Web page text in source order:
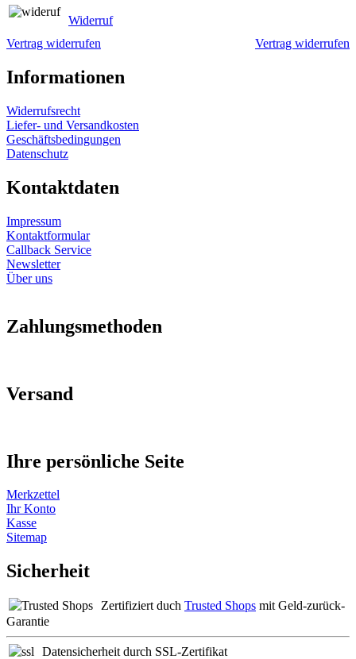
Widerruf
Vertrag widerrufen
Vertrag widerrufen
Informationen
Widerrufsrecht
Liefer- und Versandkosten
Geschäftsbedingungen
Datenschutz
Kontaktdaten
Impressum
Kontaktformular
Callback Service
Newsletter
Über uns
Zahlungsmethoden
Versand
Ihre persönliche Seite
Merkzettel
Ihr Konto
Kasse
Sitemap
Sicherheit
Zertifiziert duch Trusted Shops mit Geld-zurück-
Garantie
Datensicherheit durch SSL-Zertifikat